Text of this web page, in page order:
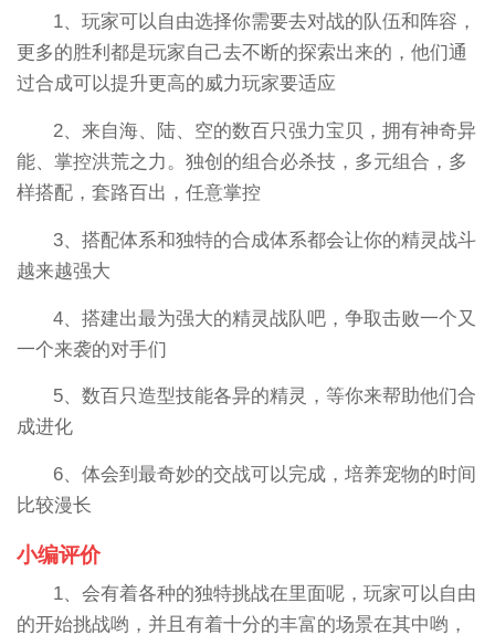
1、玩家可以自由选择你需要去对战的队伍和阵容，
更多的胜利都是玩家自己去不断的探索出来的，他们通
过合成可以提升更高的威力玩家要适应
2、来自海、陆、空的数百只强力宝贝，拥有神奇异
能、掌控洪荒之力。独创的组合必杀技，多元组合，多
样搭配，套路百出，任意掌控
3、搭配体系和独特的合成体系都会让你的精灵战斗
越来越强大
4、搭建出最为强大的精灵战队吧，争取击败一个又
一个来袭的对手们
5、数百只造型技能各异的精灵，等你来帮助他们合
成进化
6、体会到最奇妙的交战可以完成，培养宠物的时间
比较漫长
小编评价
1、会有着各种的独特挑战在里面呢，玩家可以自由
的开始挑战哟，并且有着十分的丰富的场景在其中哟，